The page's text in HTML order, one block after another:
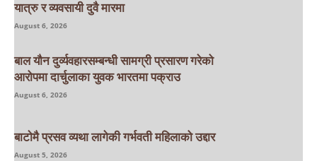
यात्रु र व्यवसायी दुवै मारमा
August 6, 2026
बाल यौन दुर्व्यवहारसम्बन्धी सामग्री प्रसारण गरेको
आरोपमा दार्चुलाका युवक भारतमा पक्राउ
August 6, 2026
बाटाेमै प्रसव व्यथा लागेकी गर्भवती महिलाको उद्दार
August 5, 2026